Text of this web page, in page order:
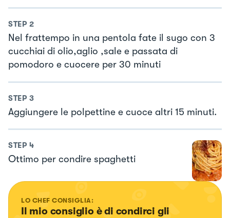
STEP 2
Nel frattempo in una pentola fate il sugo con 3
cucchiai di olio,aglio ,sale e passata di
pomodoro e cuocere per 30 minuti
STEP 3
Aggiungere le polpettine e cuoce altri 15 minuti.
STEP 4
Ottimo per condire spaghetti
LO CHEF CONSIGLIA:
Il mio consiglio è di condirci gli